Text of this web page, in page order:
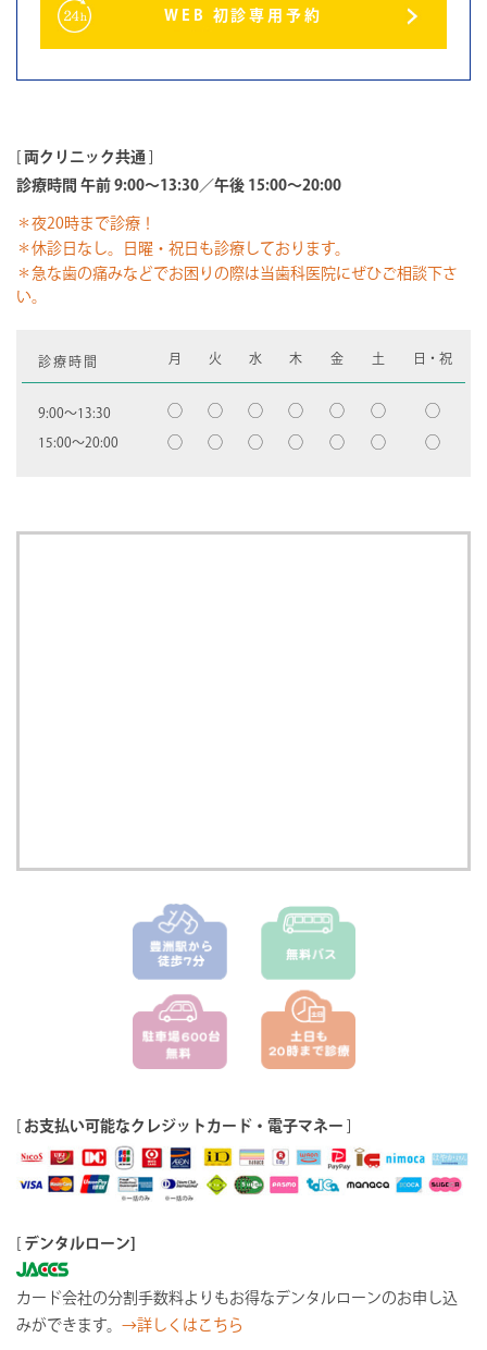
WEB 初診専用予約
[ 両クリニック共通 ]
診療時間 午前 9:00～13:30／午後 15:00～20:00
＊夜20時まで診療！
＊休診日なし。日曜・祝日も診療しております。
＊急な歯の痛みなどでお困りの際は当歯科医院にぜひご相談下さ
い。
診療時間 月 火 水 木 金 土 日・祝
9:00〜13:30 ◯ ◯ ◯ ◯ ◯ ◯ ◯
15:00〜20:00 ◯ ◯ ◯ ◯ ◯ ◯ ◯
お支払い可能なクレジットカード・電子マネー
デンタルローン]
カード会社の分割手数料よりもお得なデンタルローンのお申し込
みができます。 →詳しくはこちら